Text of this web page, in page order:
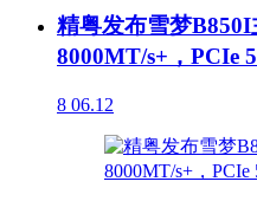
精粤发布雪梦
8000MT/s+，PCIe
8 06.12